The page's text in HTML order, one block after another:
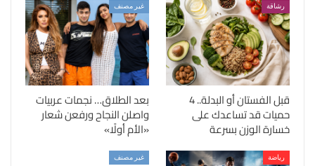
رشاقة
قبل الفستان أو البدلة.. 4
حميات قد تساعدك على
خسارة الوزن بسرعة
غير مصنف
بعد الطلاق… نجمات عربيات
واصلن النجاح ورفعن شعار
«الأم أولًا»
رياضة غير مصنف